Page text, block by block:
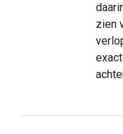
zien